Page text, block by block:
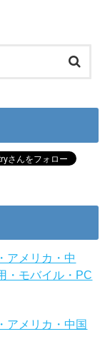
アメリカ・中
・モバイル・PC
アメリカ・中国